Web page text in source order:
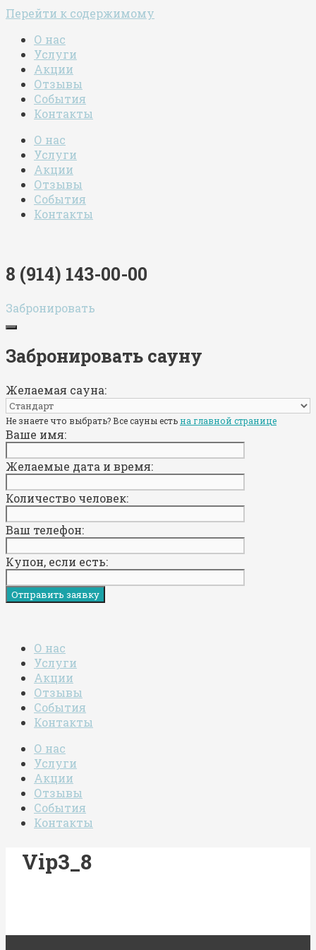
Перейти к содержимому
О нас
Услуги
Акции
Отзывы
События
Контакты
О нас
Услуги
Акции
Отзывы
События
Контакты
8 (914) 143-00-00
Забронировать
Забронировать сауну
Желаемая сауна:
Не знаете что выбрать? Все сауны естьна главной странице
Ваше имя:
Желаемые дата и время:
Количество человек:
Ваш телефон:
Купон, если есть:
О нас
Услуги
Акции
Отзывы
События
Контакты
О нас
Услуги
Акции
Отзывы
События
Контакты
Vip3_8